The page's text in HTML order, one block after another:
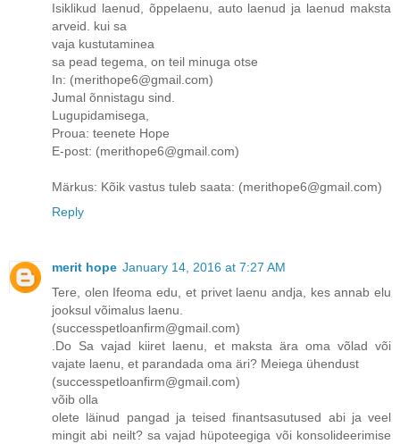
Isiklikud laenud, õppelaenu, auto laenud ja laenud maksta
arveid. kui sa
vaja kustutaminea
sa pead tegema, on teil minuga otse
In: (merithope6@gmail.com)
Jumal õnnistagu sind.
Lugupidamisega,
Proua: teenete Hope
E-post: (merithope6@gmail.com)
Märkus: Kõik vastus tuleb saata: (merithope6@gmail.com)
Reply
merit hope January 14, 2016 at 7:27 AM
Tere, olen Ifeoma edu, et privet laenu andja, kes annab elu
jooksul võimalus laenu.
(successpetloanfirm@gmail.com)
.Do Sa vajad kiiret laenu, et maksta ära oma võlad või
vajate laenu, et parandada oma äri? Meiega ühendust
(successpetloanfirm@gmail.com)
võib olla
olete läinud pangad ja teised finantsasutused abi ja veel
mingit abi neilt? sa vajad hüpoteegiga või konsolideerimise